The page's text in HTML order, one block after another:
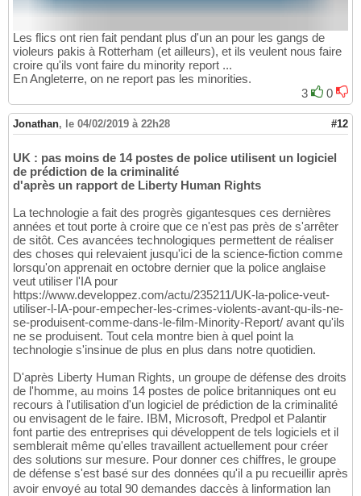
Les flics ont rien fait pendant plus d'un an pour les gangs de
violeurs pakis à Rotterham (et ailleurs), et ils veulent nous faire
croire qu'ils vont faire du minority report ...
En Angleterre, on ne report pas les minorities.
3
0
Jonathan, le 04/02/2019 à 22h28 #12
UK : pas moins de 14 postes de police utilisent un logiciel
de prédiction de la criminalité
d'après un rapport de Liberty Human Rights
La technologie a fait des progrès gigantesques ces dernières
années et tout porte à croire que ce n'est pas près de s'arrêter
de sitôt. Ces avancées technologiques permettent de réaliser
des choses qui relevaient jusqu'ici de la science-fiction comme
lorsqu'on apprenait en octobre dernier que la police anglaise
veut utiliser l'IA pour
https://www.developpez.com/actu/235211/UK-la-police-veut-
utiliser-l-IA-pour-empecher-les-crimes-violents-avant-qu-ils-ne-
se-produisent-comme-dans-le-film-Minority-Report/ avant qu'ils
ne se produisent. Tout cela montre bien à quel point la
technologie s'insinue de plus en plus dans notre quotidien.
D'après Liberty Human Rights, un groupe de défense des droits
de l'homme, au moins 14 postes de police britanniques ont eu
recours à l'utilisation d'un logiciel de prédiction de la criminalité
ou envisagent de le faire. IBM, Microsoft, Predpol et Palantir
font partie des entreprises qui développent de tels logiciels et il
semblerait même qu'elles travaillent actuellement pour créer
des solutions sur mesure. Pour donner ces chiffres, le groupe
de défense s'est basé sur des données qu'il a pu recueillir après
avoir envoyé au total 90 demandes daccès à linformation lan